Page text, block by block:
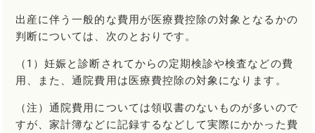
出産に伴う一般的な費用が医療費控除の対象となるかの
判断については、次のとおりです。
（1）妊娠と診断されてからの定期検診や検査などの費
用、また、通院費用は医療費控除の対象になります。
（注）通院費用については領収書のないものが多いので
すが、家計簿などに記録するなどして実際にかかった費